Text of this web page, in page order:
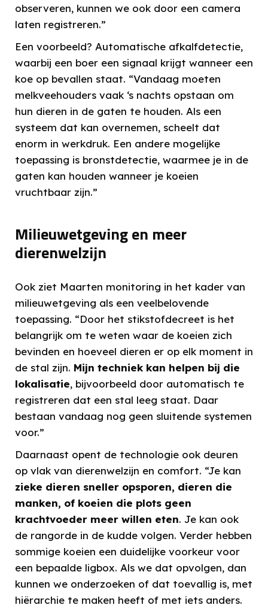
observeren, kunnen we ook door een camera
laten registreren.”
Een voorbeeld? Automatische afkalfdetectie,
waarbij een boer een signaal krijgt wanneer een
koe op bevallen staat. “Vandaag moeten
melkveehouders vaak ‘s nachts opstaan om
hun dieren in de gaten te houden. Als een
systeem dat kan overnemen, scheelt dat
enorm in werkdruk. Een andere mogelijke
toepassing is bronstdetectie, waarmee je in de
gaten kan houden wanneer je koeien
vruchtbaar zijn.”
Milieuwetgeving en meer
dierenwelzijn
Ook ziet Maarten monitoring in het kader van
milieuwetgeving als een veelbelovende
toepassing. “Door het stikstofdecreet is het
belangrijk om te weten waar de koeien zich
bevinden en hoeveel dieren er op elk moment in
de stal zijn. Mijn techniek kan helpen bij die
lokalisatie, bijvoorbeeld door automatisch te
registreren dat een stal leeg staat. Daar
bestaan vandaag nog geen sluitende systemen
voor.”
Daarnaast opent de technologie ook deuren
op vlak van dierenwelzijn en comfort. “Je kan
zieke dieren sneller opsporen, dieren die
manken, of koeien die plots geen
krachtvoeder meer willen eten. Je kan ook
de rangorde in de kudde volgen. Verder hebben
sommige koeien een duidelijke voorkeur voor
een bepaalde ligbox. Als we dat opvolgen, dan
kunnen we onderzoeken of dat toevallig is, met
hiërarchie te maken heeft of met iets anders.